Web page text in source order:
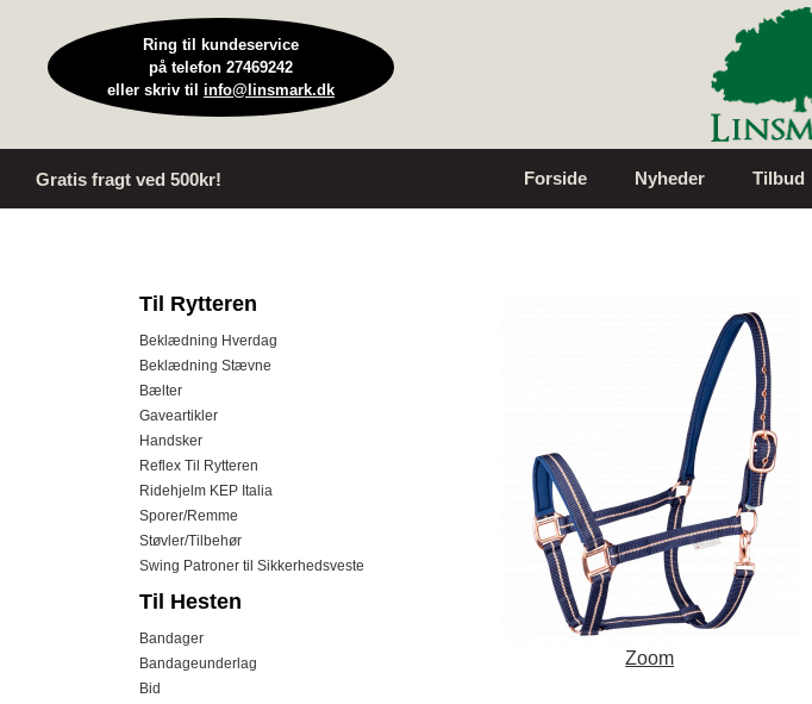
Ring til kundeservice
på telefon 27469242
eller skriv til info@linsmark.dk
Gratis fragt ved 500kr! Forside Nyheder Tilbud
Til Rytteren
Beklædning Hverdag
Beklædning Stævne
Bælter
Gaveartikler
Handsker
Reflex Til Rytteren
Ridehjelm KEP Italia
Sporer/Remme
Støvler/Tilbehør
Swing Patroner til Sikkerhedsveste
Til Hesten
Bandager
Bandageunderlag
Bid
Zoom